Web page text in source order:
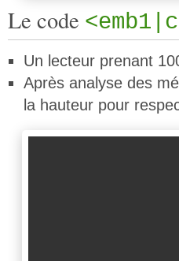
Le code
Un lecteur prenant
Après analyse des
la hauteur pour